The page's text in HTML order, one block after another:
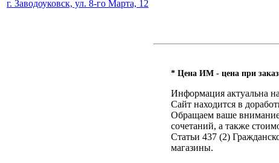
г. Заводоуковск, ул. 8-го Марта, 12
* Цена ИМ - цена при
Информация актуальна
Сайт находится в
Обращаем ваше внимание
сочетаний, а также
Статьи 437 (2)
магазины.